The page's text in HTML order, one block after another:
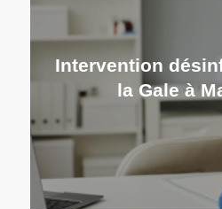
Intervention
la Gale à